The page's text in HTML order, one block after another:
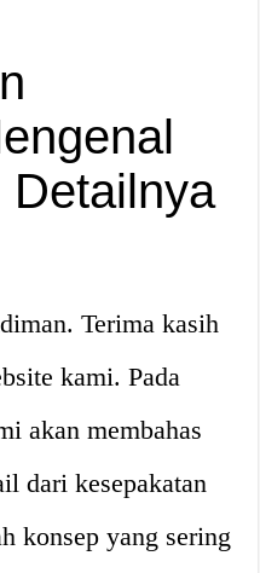
Detailnya
Terima kasih
kami. Pada
akan membahas
dari kesepakatan
konsep yang sering